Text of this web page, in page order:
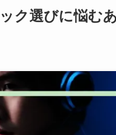
ク選びに悩む